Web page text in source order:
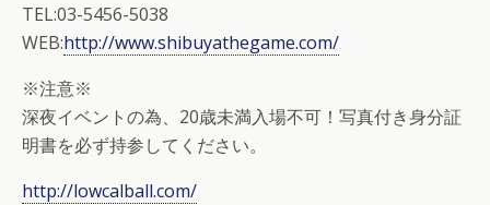
TEL:03-5456-5038
WEB:http://www.shibuyathegame.com/
※注意※
深夜イベントの為、20歳未満入場不可！写真付き身分証
明書を必ず持参してください。
http://lowcalball.com/